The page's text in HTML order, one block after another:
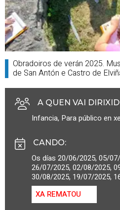
Obradoiros de verán 2025.
de San Antón e Castro de
A QUEN VAI
Infancia, Para público en
CANDO:
Os días 20/06/2025, 05/
26/07/2025, 02/08/2025,
30/08/2025, 19/07/2025,
XA REMATOU